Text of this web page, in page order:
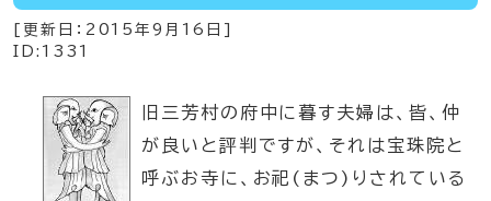
[更新日： 2015年9月16日
ID:1331
旧三芳村の府中に暮す夫婦は、皆、仲
が良いと評判ですが、それは宝珠院と
呼ぶお寺に、お祀(まつ)りされている